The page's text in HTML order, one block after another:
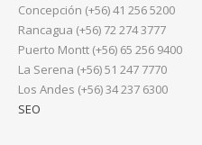
Concepción (+56) 41 256 5200
Rancagua (+56) 72 274 3777
Puerto Montt (+56) 65 256 9400
La Serena (+56) 51 247 7770
Los Andes (+56) 34 237 6300
SEO